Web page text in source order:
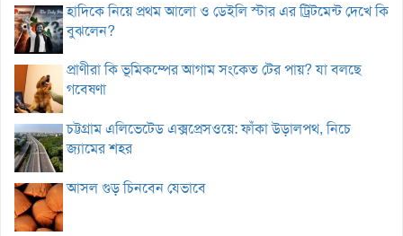
হাদিকে নিয়ে প্রথম আলো ও ডেইলি স্টার এর ট্রিটমেন্ট দেখে কি
বুঝলেন?
প্রাণীরা কি ভূমিকম্পের আগাম সংকেত টের পায়? যা বলছে
গবেষণা
চট্টগ্রাম এলিভেটেড এক্সপ্রেসওয়ে: ফাঁকা উড়ালপথ, নিচে
জ্যামের শহর
আসল গুড় চিনবেন যেভাবে